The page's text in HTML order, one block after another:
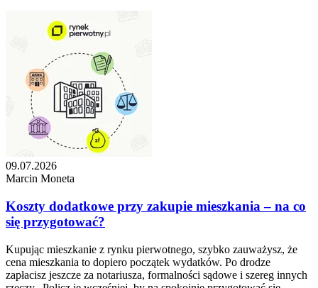
09.07.2026
Marcin Moneta
Koszty dodatkowe przy zakupie mieszkania – na co
się przygotować?
Kupując mieszkanie z rynku pierwotnego, szybko zauważysz, że
cena mieszkania to dopiero początek wydatków. Po drodze
zapłacisz jeszcze za notariusza, formalności sądowe i szereg innych